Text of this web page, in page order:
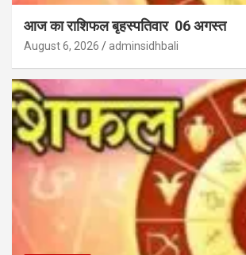
आज का राशिफल बृहस्पतिवार 06 अगस्त
August 6, 2026 adminsidhbali